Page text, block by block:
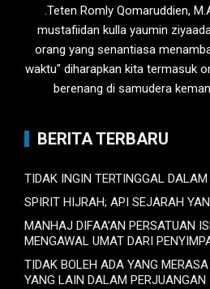
.Teten Romly Qomaruddien,
mustafiidan kulla yaumin
orang yang senantiasa
waktu" diharapkan kita termasuk
berenang di samudera
BERITA TERBARU
TIDAK INGIN TERTINGGAL
SPIRIT HIJRAH; API SEJARAH
MANHAJ DIFAA’AN PERSATUAN
MENGAWAL UMAT DARI
TIDAK BOLEH ADA YANG
YANG LAIN DALAM PERJUANGAN